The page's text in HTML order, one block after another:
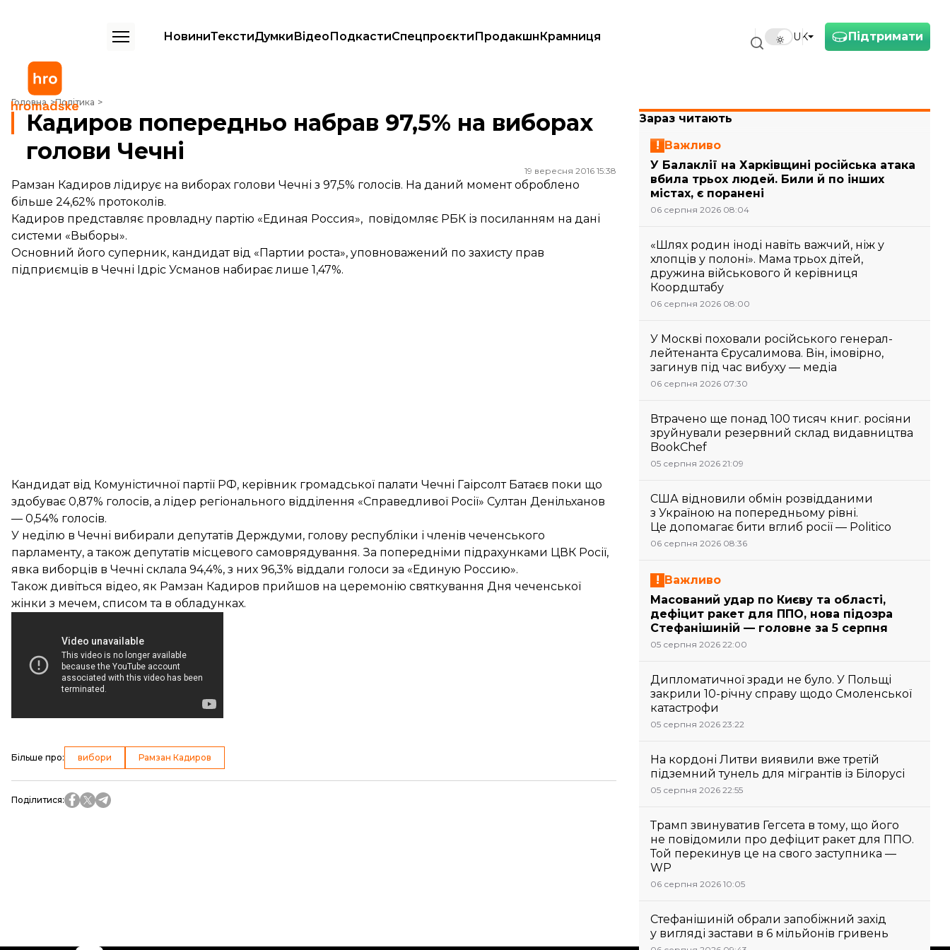
Підтримати
UK
НовиниТекстиДумкиВідеоПодкастиСпецпроєктиПродакшнКрамниця
Головна Політика
Кадиров попередньо набрав 97,5% на виборах голови Чечні
Кадиров попередньо набрав 97,5% на виборах
голови Чечні
19 вересня 2016 15:38
Рамзан Кадиров лідирує на виборах голови Чечні з 97,5% голосів. На даний момент оброблено
більше 24,62% протоколів.
Кадиров представляє провладну партію «Единая Россия», повідомляє РБК із посиланням на дані
системи «Выборы».
Основний його суперник, кандидат від «Партии роста», уповноважений по захисту прав
підприємців в Чечні Ідріс Усманов набирає лише 1,47%.
Кандидат від Комуністичної партії РФ, керівник громадської палати Чечні Гаірсолт Батаєв поки що
здобуває 0,87% голосів, а лідер регіонального відділення «Справедливої Росії» Султан Денільханов
— 0,54% голосів.
У неділю в Чечні вибирали депутатів Держдуми, голову республіки і членів чеченського
парламенту, а також депутатів місцевого самоврядування. За попередніми підрахунками ЦВК Росії,
явка виборців в Чечні склала 94,4%, з них 96,3% віддали голоси за «Единую Россию».
Також дивіться відео, як Рамзан Кадиров прийшов на церемонію святкування Дня чеченської
жінки з мечем, списом та в обладунках.
Більше про: вибори Рамзан Кадиров
Поділитися:
Зараз читають
Важливо
У Балаклії на Харківщині російська атака
вбила трьох людей. Били й по інших
містах, є поранені
06 серпня 2026 08:04
«Шлях родин іноді навіть важчий, ніж у
хлопців у полоні». Мама трьох дітей,
дружина військового й керівниця
Коордштабу
06 серпня 2026 08:00
У Москві поховали російського генерал-
лейтенанта Єрусалимова. Він, імовірно,
загинув під час вибуху — медіа
06 серпня 2026 07:30
Втрачено ще понад 100 тисяч книг. росіяни
зруйнували резервний склад видавництва
BookChef
05 серпня 2026 21:09
США відновили обмін розвідданими
з Україною на попередньому рівні.
Це допомагає бити вглиб росії — Politico
06 серпня 2026 08:36
Важливо
Масований удар по Києву та області,
дефіцит ракет для ППО, нова підозра
Стефанішиній — головне за 5 серпня
05 серпня 2026 22:00
Дипломатичної зради не було. У Польщі
закрили 10-річну справу щодо Смоленської
катастрофи
05 серпня 2026 23:22
На кордоні Литви виявили вже третій
підземний тунель для мігрантів із Білорусі
05 серпня 2026 22:55
Трамп звинуватив Гегсета в тому, що його
не повідомили про дефіцит ракет для ППО.
Той перекинув це на свого заступника —
WP
06 серпня 2026 10:05
Стефанішиній обрали запобіжний захід
у вигляді застави в 6 мільйонів гривень